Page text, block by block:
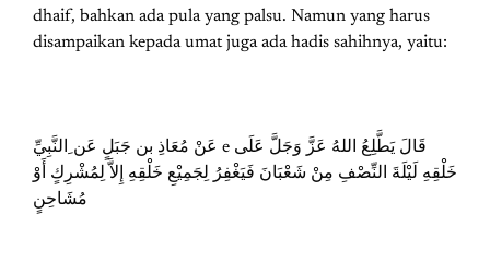
dhaif, bahkan ada pula yang palsu. Namun yang harus
disampaikan kepada umat juga ada hadis sahihnya, yaitu:
عَنْ مُعَاذِ بن جَبَلٍ عَن ِالنَّبِيِّ e قَالَ يَطَّلِعُ اللهُ عَزَّ وَجَلَّ عَلَى
خَلْقِهِ لَيْلَةَ النِّصْفِ مِنْ شَعْبَانَ فَيَغْفِرُ لِجَمِيْعِ خَلْقِهِ إِلاَّ لِمُشْرِكٍ أَوْ
مُشَاحِنٍ